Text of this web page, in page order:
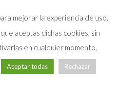
mejorar la experiencia de uso.
aceptas dichas cookies, sin
en cualquier momento.
Aceptar todas Rechazar